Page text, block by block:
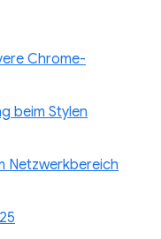
Chrome-
beim Stylen
Netzwerkbereich